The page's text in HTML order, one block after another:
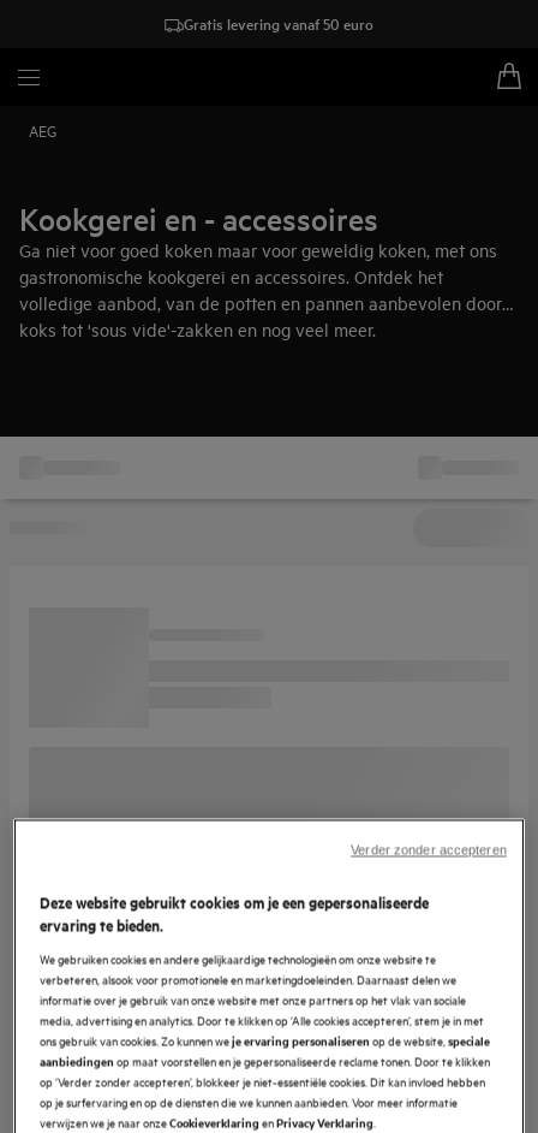
Gratis levering vanaf 50 euro
AEG
Kookgerei en - accessoires
Ga niet voor goed koken maar voor geweldig koken, met ons
gastronomische kookgerei en accessoires. Ontdek het
volledige aanbod, van de potten en pannen aanbevolen door
koks tot 'sous vide'-zakken en nog veel meer.
Deze website gebruikt cookies om je een gepersonaliseerde
ervaring te bieden.
We gebruiken cookies en andere gelijkaardige technologieën om onze website te
verbeteren, alsook voor promotionele en marketingdoeleinden. Daarnaast delen we
informatie over je gebruik van onze website met onze partners op het vlak van sociale
media, advertising en analytics. Door te klikken op ‘Alle cookies accepteren’, stem je in met
ons gebruik van cookies. Zo kunnen weje ervaring personaliseren op de website,speciale
aanbiedingen op maat voorstellen en je gepersonaliseerde reclame tonen. Door te klikken
op ‘Verder zonder accepteren’, blokkeer je niet-essentiële cookies. Dit kan invloed hebben
op je surfervaring en op de diensten die we kunnen aanbieden. Voor meer informatie
verwijzen we je naar onzeCookieverklaringenPrivacy Verklaring
Verder zonder accepteren